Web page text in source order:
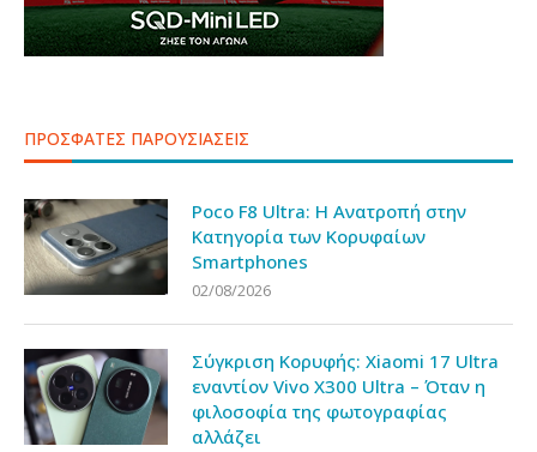
ΠΡΟΣΦΑΤΕΣ ΠΑΡΟΥΣΙΑΣΕΙΣ
Poco F8 Ultra: Η Ανατροπή στην
Κατηγορία των Κορυφαίων
Smartphones
02/08/2026
Σύγκριση Κορυφής: Xiaomi 17 Ultra
εναντίον Vivo X300 Ultra – Όταν η
φιλοσοφία της φωτογραφίας
αλλάζει